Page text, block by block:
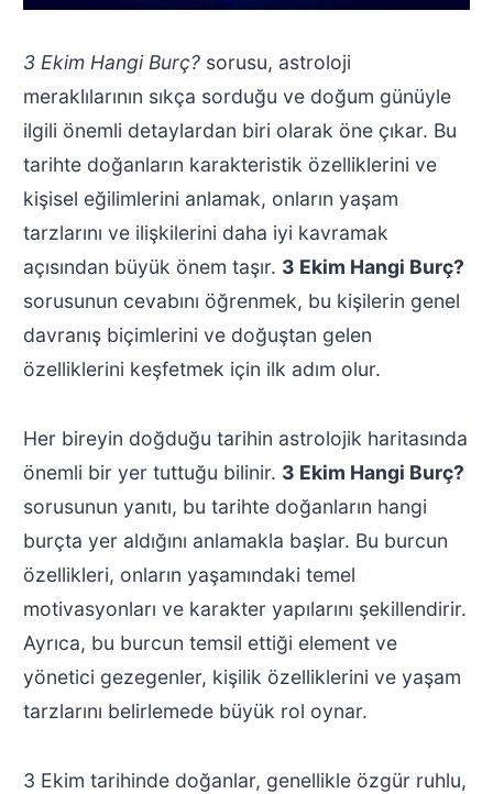
3 Ekim Hangi Burç?sorusu, astroloji
meraklılarının sıkça sorduğu ve doğum günüyle
ilgili önemli detaylardan biri olarak öne çıkar. Bu
tarihte doğanların karakteristik özelliklerini ve
kişisel eğilimlerini anlamak, onların yaşam
tarzlarını ve ilişkilerini daha iyi kavramak
açısından büyük önem taşır. 3 Ekim Hangi Burç?
sorusunun cevabını öğrenmek, bu kişilerin genel
davranış biçimlerini ve doğuştan gelen
özelliklerini keşfetmek için ilk adım olur.
Her bireyin doğduğu tarihin astrolojik haritasında
önemli bir yer tuttuğu bilinir. 3 Ekim Hangi Burç?
sorusunun yanıtı, bu tarihte doğanların hangi
burçta yer aldığını anlamakla başlar. Bu burcun
özellikleri, onların yaşamındaki temel
motivasyonları ve karakter yapılarını şekillendirir.
Ayrıca, bu burcun temsil ettiği element ve
yönetici gezegenler, kişilik özelliklerini ve yaşam
tarzlarını belirlemede büyük rol oynar.
3 Ekim tarihinde doğanlar, genellikle özgür ruhlu,